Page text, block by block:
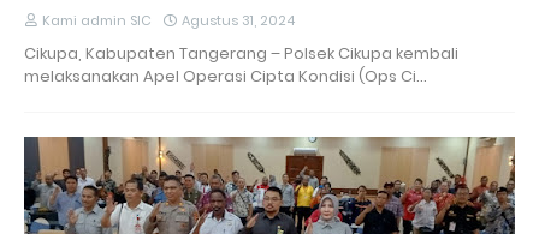
Kami admin SIC Agustus 31, 2024
Cikupa, Kabupaten Tangerang – Polsek Cikupa kembali
melaksanakan Apel Operasi Cipta Kondisi (Ops Ci…